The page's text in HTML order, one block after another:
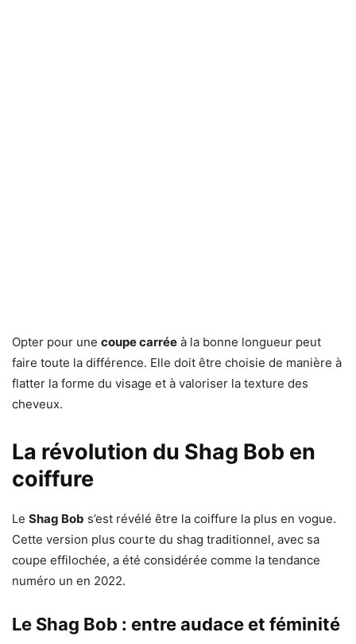
Opter pour une coupe carrée à la bonne longueur peut
faire toute la différence. Elle doit être choisie de manière à
flatter la forme du visage et à valoriser la texture des
cheveux.
La révolution du Shag Bob en
coiffure
Le Shag Bob s’est révélé être la coiffure la plus en vogue.
Cette version plus courte du shag traditionnel, avec sa
coupe effilochée, a été considérée comme la tendance
numéro un en 2022.
Le Shag Bob : entre audace et féminité